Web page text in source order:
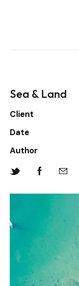
Sea & Land
Client
Date
Author